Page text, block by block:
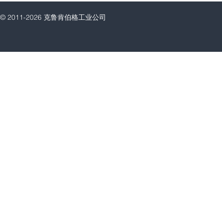
© 2011-2026 克鲁肯伯格工业公司